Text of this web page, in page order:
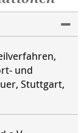
und
Stuttgart,